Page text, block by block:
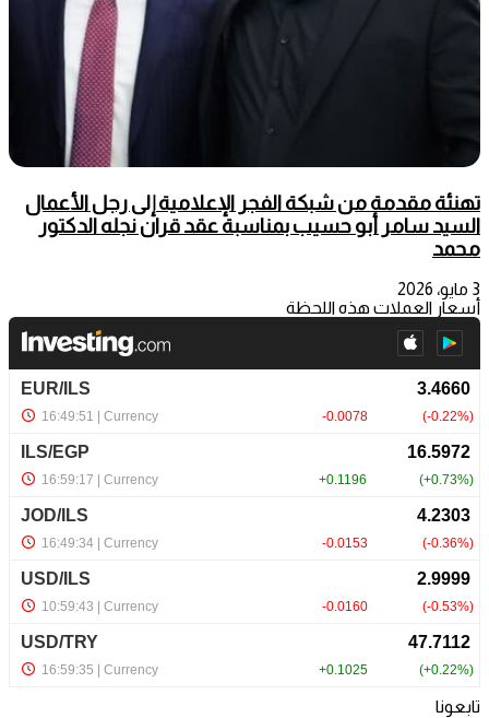
تهنئة مقدمة من شبكة الفجر الإعلامية إلى رجل الأعمال
السيد سامر أبو حسيب بمناسبة عقد قران نجله الدكتور
محمد
3 مايو، 2026
أسعار العملات هذه اللحظة
تابعونا